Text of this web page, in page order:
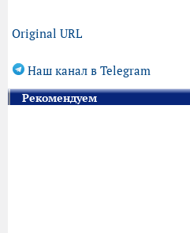
Original URL
Наш канал в Telegram
Рекомендуем